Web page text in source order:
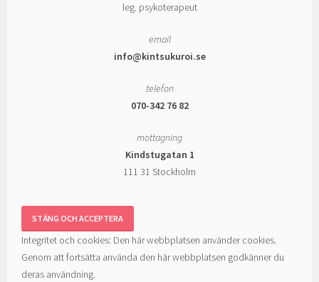
leg. psykoterapeut
email
info@kintsukuroi.se
telefon
070-342 76 82
mottagning
Kindstugatan 1
111 31 Stockholm
Integritet och cookies: Den här webbplatsen använder cookies.
Genom att fortsätta använda den här webbplatsen godkänner du
deras användning.